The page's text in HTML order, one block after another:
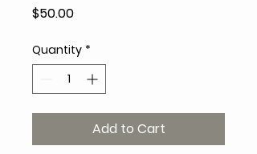
$50.00Price
Quantity *
Add to Cart